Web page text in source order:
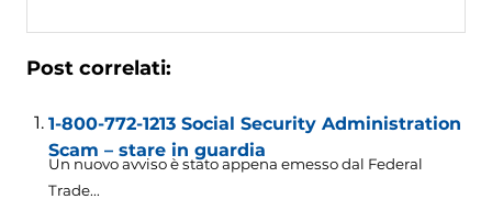
Post correlati:
1-800-772-1213 Social Security Administration
Scam – stare in guardia
Un nuovo avviso è stato appena emesso dal Federal
Trade...